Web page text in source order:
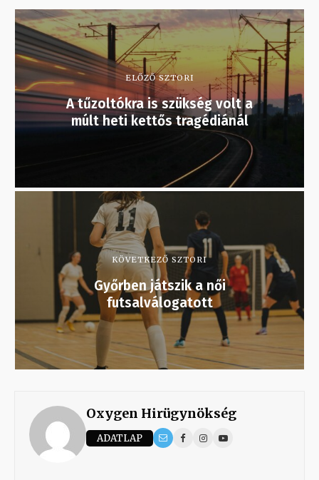
ELŐZŐ SZTORI
A tűzoltókra is szükség volt a
múlt heti kettős tragédiánál
KÖVETKEZŐ SZTORI
Győrben játszik a női
futsalválogatott
Oxygen Hirügynökség
ADATLAP